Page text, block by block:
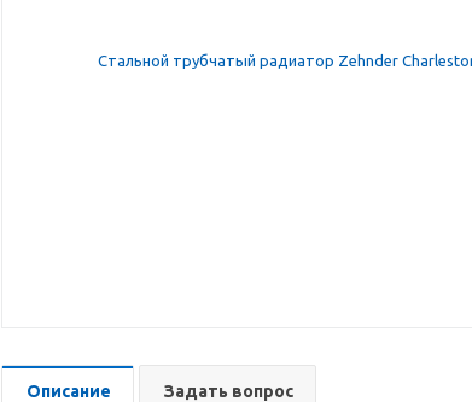
Описание Задать вопрос